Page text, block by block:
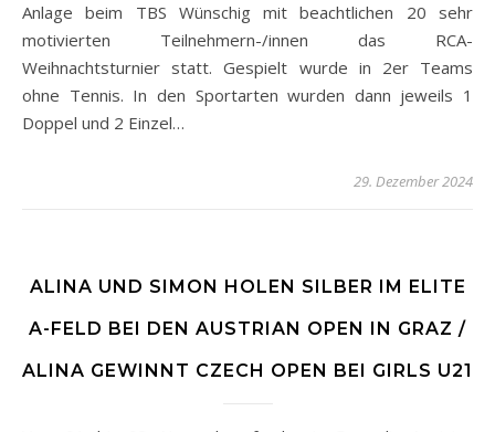
Anlage beim TBS Wünschig mit beachtlichen 20 sehr
motivierten Teilnehmern-/innen das RCA-
Weihnachtsturnier statt. Gespielt wurde in 2er Teams
ohne Tennis. In den Sportarten wurden dann jeweils 1
Doppel und 2 Einzel…
29. Dezember 2024
ALINA UND SIMON HOLEN SILBER IM ELITE
A-FELD BEI DEN AUSTRIAN OPEN IN GRAZ /
ALINA GEWINNT CZECH OPEN BEI GIRLS U21